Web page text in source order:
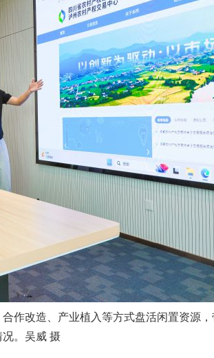
改造、产业植入等方式盘活闲置资源，
。吴威 摄